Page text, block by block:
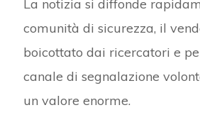
La notizia si diffonde
comunità di sicurezza, il
boicottato dai ricercatori e
canale di segnalazione
un valore enorme.